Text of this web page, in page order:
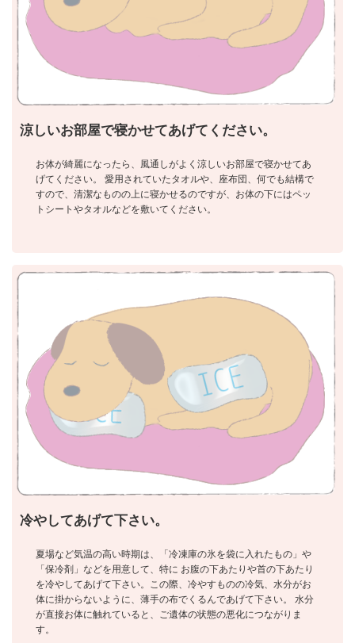
涼しいお部屋で寝かせてあげてください。
お体が綺麗になったら、風通しがよく涼しいお部屋で寝かせてあ
げてください。 愛用されていたタオルや、座布団、何でも結構で
すので、清潔なものの上に寝かせるのですが、お体の下にはペッ
トシートやタオルなどを敷いてください。
冷やしてあげて下さい。
夏場など気温の高い時期は、「冷凍庫の氷を袋に入れたもの」や
「保冷剤」などを用意して、特に お腹の下あたりや首の下あたり
を冷やしてあげて下さい。この際、冷やすものの冷気、水分がお
体に掛からないように、薄手の布でくるんであげて下さい。 水分
が直接お体に触れていると、ご遺体の状態の悪化につながりま
す。